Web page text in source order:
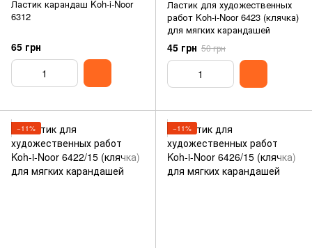
Ластик карандаш Koh-i-Noor
6312
65 грн
Ластик для художественных
работ Koh-i-Noor 6423 (клячка)
для мягких карандашей
45 грн 50 грн
−11% −11%